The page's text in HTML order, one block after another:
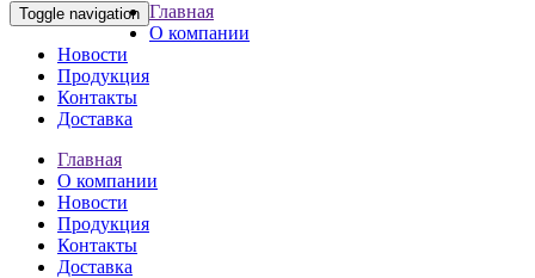
Toggle navigation Главная
О компании
Новости
Продукция
Контакты
Доставка
Главная
О компании
Новости
Продукция
Контакты
Доставка